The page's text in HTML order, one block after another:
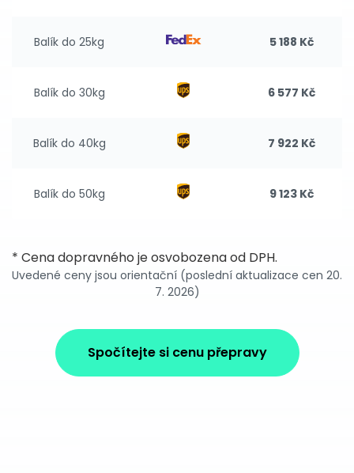
Balík do 25kg 5 188 Kč
Balík do 30kg 6 577 Kč
Balík do 40kg 7 922 Kč
Balík do 50kg 9 123 Kč
* Cena dopravného je osvobozena od DPH.
Uvedené ceny jsou orientační (poslední aktualizace cen 20.
7. 2026)
Spočítejte si cenu přepravy